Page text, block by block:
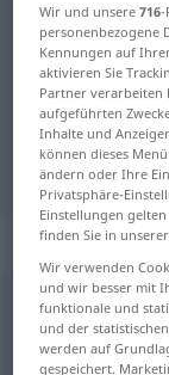
Deutsch-
für
gleichmäßig
Übersicht
Wir und unsere716-
personenbezogene
Kennungen auf
aktivieren Sie
Partner verarbeiten
aufgeführten
Inhalte und
können dieses
ändern oder Ihre
Privatsphäre-
Einstellungen
finden Sie in
Wir verwenden
und wir besser mit
funktionale und
und der
werden auf
gespeichert.